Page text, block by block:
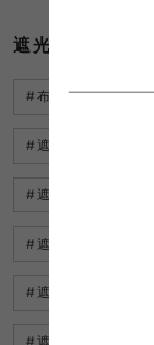
遮光カーテン
布団カバー 緑
遮光カーテン 黄色
遮光カーテン ラン
遮光カーテン かわい
遮光カーテン ベージ
遮光カーテン 安い